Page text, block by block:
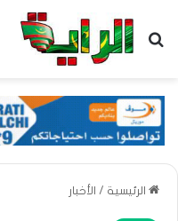
بحث عن
الرئيسية / الأخبار